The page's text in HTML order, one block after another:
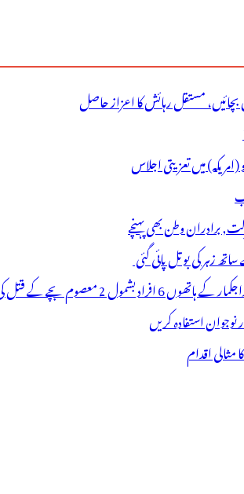
مستقل رہائش کا اعزاز حاصل
میں تعزیتی اجلاس
برادران وطن بھی پہنچے
قتل کی لرزہ خیز واردات